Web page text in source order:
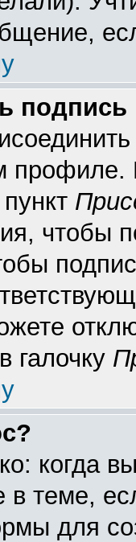
чтобы
галочку
когда
теме,
для